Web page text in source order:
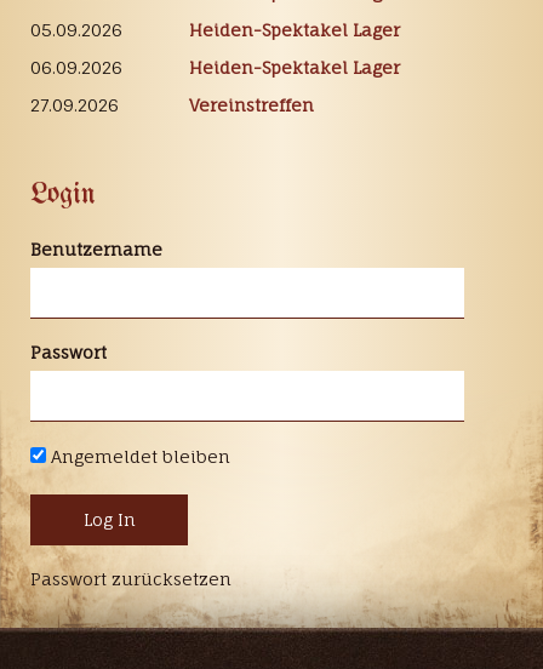
05.09.2026
Heiden-Spektakel Lager
06.09.2026
Heiden-Spektakel Lager
27.09.2026
Vereinstreffen
Login
Benutzername
Passwort
Angemeldet bleiben
Passwort zurücksetzen